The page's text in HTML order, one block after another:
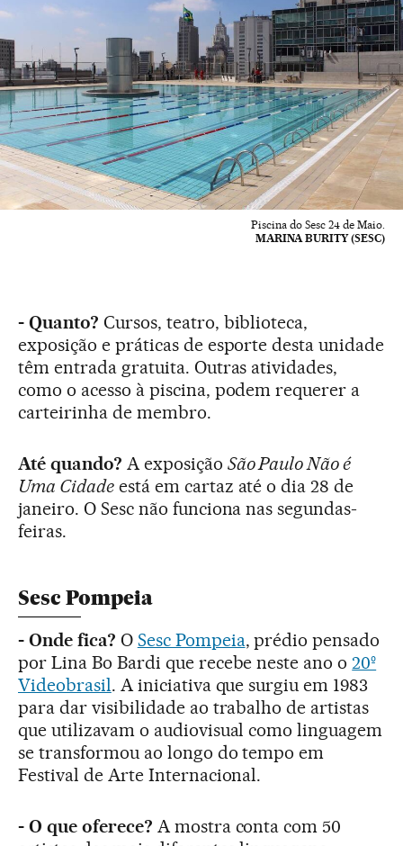
Piscina do Sesc 24 de Maio.
MARINA BURITY (SESC)
- Quanto? Cursos, teatro, biblioteca,
exposição e práticas de esporte desta unidade
têm entrada gratuita. Outras atividades,
como o acesso à piscina, podem requerer a
carteirinha de membro.
Até quando? A exposição São Paulo Não é
Uma Cidadeestá em cartaz até o dia 28 de
janeiro. O Sesc não funciona nas segundas-
feiras.
Sesc Pompeia
- Onde fica? O Sesc Pompeia, prédio pensado
por Lina Bo Bardi que recebe neste ano o20º
Videobrasil. A iniciativa que surgiu em 1983
para dar visibilidade ao trabalho de artistas
que utilizavam o audiovisual como linguagem
se transformou ao longo do tempo em
Festival de Arte Internacional.
- O que oferece? A mostra conta com 50